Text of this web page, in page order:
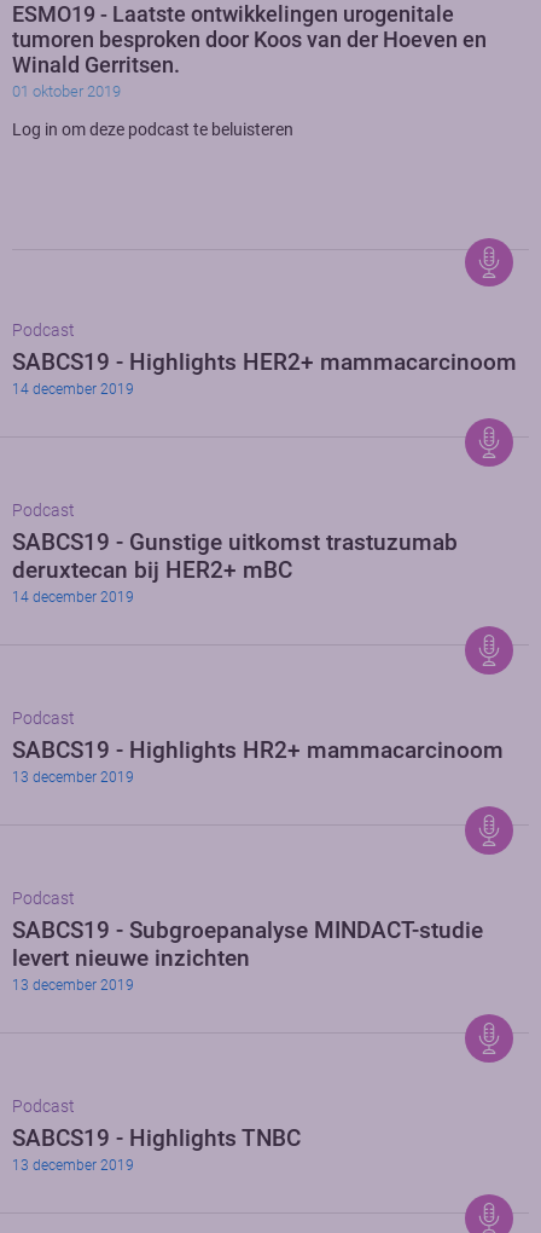
ESMO19 - Laatste ontwikkelingen urogenitale
tumoren besproken door Koos van der Hoeven en
Winald Gerritsen.
01 oktober 2019
Log in om deze podcast te beluisteren
Podcast
SABCS19 - Highlights HER2+ mammacarcinoom
14 december 2019
Podcast
SABCS19 - Gunstige uitkomst trastuzumab
deruxtecan bij HER2+ mBC
14 december 2019
Podcast
SABCS19 - Highlights HR2+ mammacarcinoom
13 december 2019
Podcast
SABCS19 - Subgroepanalyse MINDACT-studie
levert nieuwe inzichten
13 december 2019
Podcast
SABCS19 - Highlights TNBC
13 december 2019